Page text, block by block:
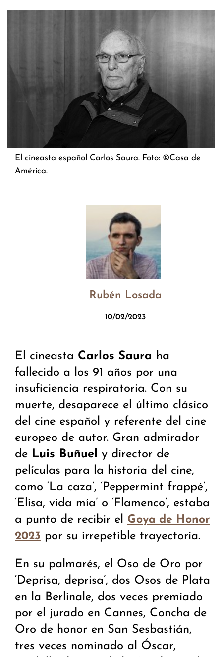
El cineasta español Carlos Saura. Foto: ©Casa de
América.
Rubén Losada
10/02/2023
El cineasta Carlos Saura ha
fallecido a los 91 años por una
insuficiencia respiratoria. Con su
muerte, desaparece el último clásico
del cine español y referente del cine
europeo de autor. Gran admirador
de Luis Buñuel y director de
películas para la historia del cine,
como ‘La caza’, ‘Peppermint frappé’,
‘Elisa, vida mía’ o ‘Flamenco’, estaba
a punto de recibir el Goya de Honor
2023 por su irrepetible trayectoria.
En su palmarés, el Oso de Oro por
‘Deprisa, deprisa’, dos Osos de Plata
en la Berlinale, dos veces premiado
por el jurado en Cannes, Concha de
Oro de honor en San Sesbastián,
tres veces nominado al Óscar,